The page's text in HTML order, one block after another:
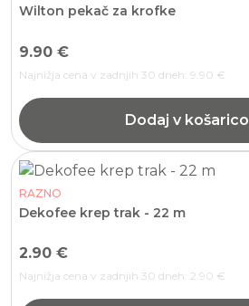
Wilton pekač za krofke
9.90 €
Najnižja cena v zadnjih 30 dneh: 9.90 €
Dodaj v košarico
RAZNO
Dekofee krep trak - 22 m
2.90 €
Najnižja cena v zadnjih 30 dneh: 2.90 €